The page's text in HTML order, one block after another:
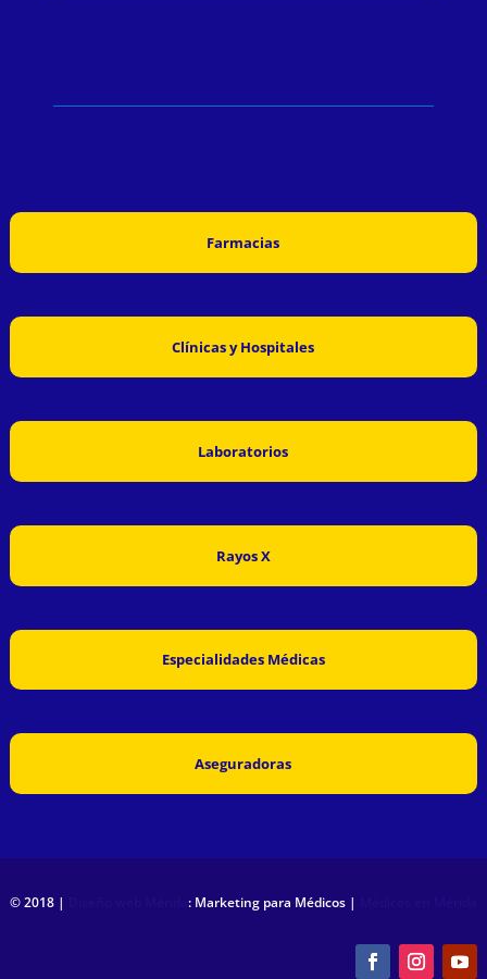
Farmacias
Clínicas y Hospitales
Laboratorios
Rayos X
Especialidades Médicas
Aseguradoras
© 2018 | : Marketing para Médicos |